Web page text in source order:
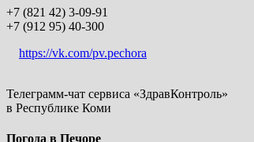
+7 (821 42) 3-09-91
+7 (912 95) 40-300
https://vk.com/pv.pechora
Телеграмм-чат сервиса «ЗдравКонтроль»
в Республике Коми
Погода в Печоре